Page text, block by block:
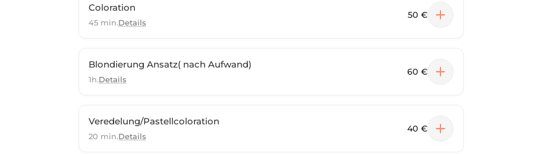
Coloration
45 min.Details
50 €
Blondierung Ansatz( nach Aufwand)
1h.Details
60 €
Veredelung/Pastellcoloration
20 min.Details
40 €